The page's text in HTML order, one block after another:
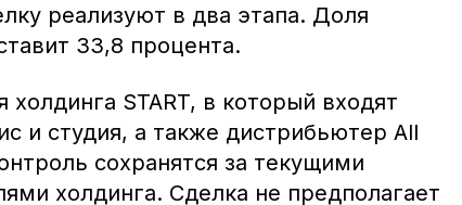
реализуют в два этапа. Доля
33,8 процента.
START, в который входят
и студия, а также дистрибьютер All
сохранятся за текущими
холдинга. Сделка не предполагает